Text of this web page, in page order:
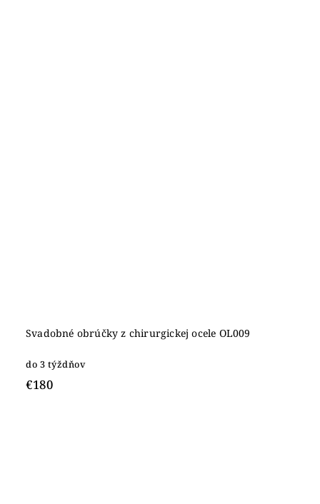
Svadobné obrúčky z chirurgickej ocele OL009
do 3 týždňov
€180